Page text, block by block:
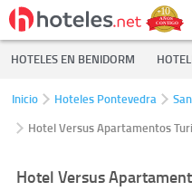
HOTELES EN BENIDORM
Inicio Hoteles Pontevedra
Hotel Versus Apartamentos
Hotel Versus